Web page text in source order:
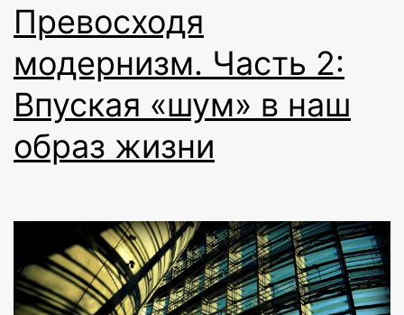
Превосходя
модернизм. Часть 2:
Впуская «шум» в наш
образ жизни